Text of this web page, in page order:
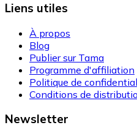
Liens utiles
À propos
Blog
Publier sur Tama
Programme d'affiliation
Politique de
Conditions de
Newsletter